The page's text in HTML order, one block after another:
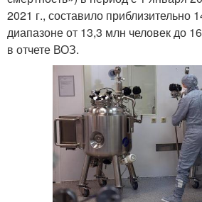
2021 г., составило приблизительно
диапазоне от 13,3 млн человек до
в отчете ВОЗ.